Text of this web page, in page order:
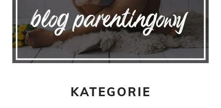
KATEGORIE